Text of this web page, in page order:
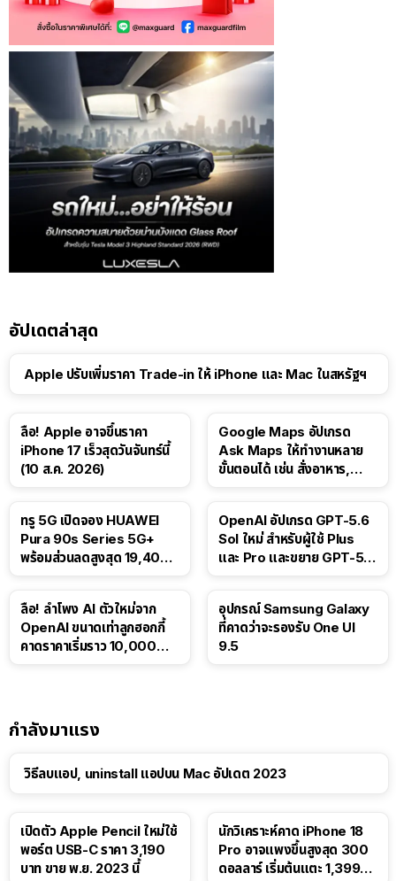
อัปเดตล่าสุด
Apple ปรับเพิ่มราคา Trade-in ให้ iPhone และ Mac ในสหรัฐฯ
ลือ! Apple อาจขึ้นราคา
iPhone 17 เร็วสุดวันจันทร์นี้
(10 ส.ค. 2026)
Google Maps อัปเกรด
Ask Maps ให้ทำงานหลาย
ขั้นตอนได้ เช่น สั่งอาหาร,
ทรู 5G เปิดจอง HUAWEI
Pura 90s Series 5G+
พร้อมส่วนลดสูงสุด 19,400
OpenAI อัปเกรด GPT-5.6
Sol ใหม่ สำหรับผู้ใช้ Plus
และ Pro และขยาย GPT-5.6
ลือ! ลำโพง AI ตัวใหม่จาก
OpenAI ขนาดเท่าลูกฮอกกี้
คาดราคาเริ่มราว 10,000
อุปกรณ์ Samsung Galaxy
ที่คาดว่าจะรองรับ One UI
9.5
กำลังมาแรง
วิธีลบแอป, uninstall แอปบน Mac อัปเดต 2023
เปิดตัว Apple Pencil ใหม่ใช้
พอร์ต USB-C ราคา 3,190
บาท ขาย พ.ย. 2023 นี้
นักวิเคราะห์คาด iPhone 18
Pro อาจแพงขึ้นสูงสุด 300
ดอลลาร์ เริ่มต้นแตะ 1,399